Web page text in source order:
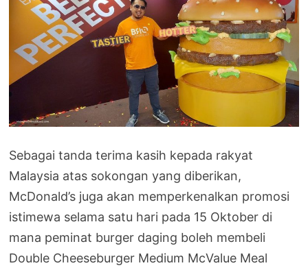
Sebagai tanda terima kasih kepada rakyat
Malaysia atas sokongan yang diberikan,
McDonald’s juga akan memperkenalkan promosi
istimewa selama satu hari pada 15 Oktober di
mana peminat burger daging boleh membeli
Double Cheeseburger Medium McValue Meal